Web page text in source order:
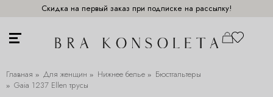
Скидка на первый заказ при подписке на рассылку!
Главная Для женщин Нижнее белье
Бюстгальтеры
Gaia 1237 Ellen трусы